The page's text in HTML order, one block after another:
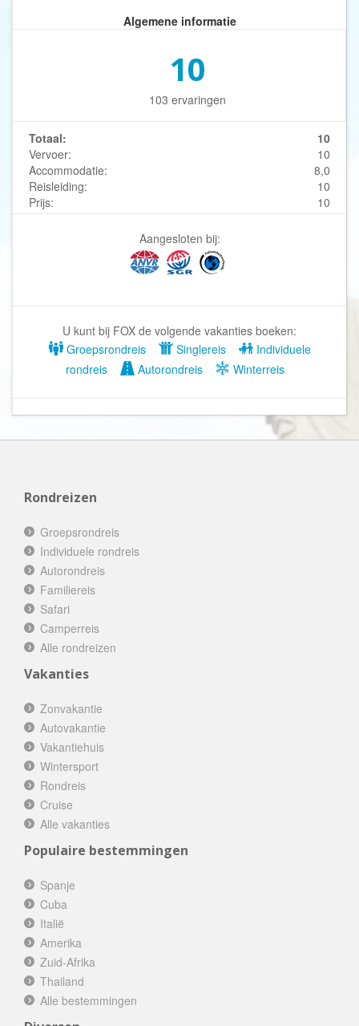
Algemene informatie
10
103 ervaringen
Totaal:
10
Vervoer:
10
Accommodatie:
8,0
Reisleiding:
10
Prijs:
10
Aangesloten bij:
U kunt bij FOX de volgende vakanties boeken:
Groepsrondreis
Singlereis
Individuele
rondreis
Autorondreis Winterreis
Rondreizen
Groepsrondreis
Individuele rondreis
Autorondreis
Familiereis
Safari
Camperreis
Alle rondreizen
Vakanties
Zonvakantie
Autovakantie
Vakantiehuis
Wintersport
Rondreis
Cruise
Alle vakanties
Populaire bestemmingen
Spanje
Cuba
Italië
Amerika
Zuid-Afrika
Thailand
Alle bestemmingen